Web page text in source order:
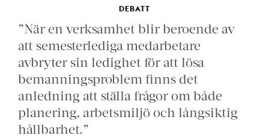
DEBATT
”När en verksamhet blir beroende av
att semesterlediga medarbetare
avbryter sin ledighet för att lösa
bemanningsproblem finns det
anledning att ställa frågor om både
planering, arbetsmiljö och långsiktig
hållbarhet.”